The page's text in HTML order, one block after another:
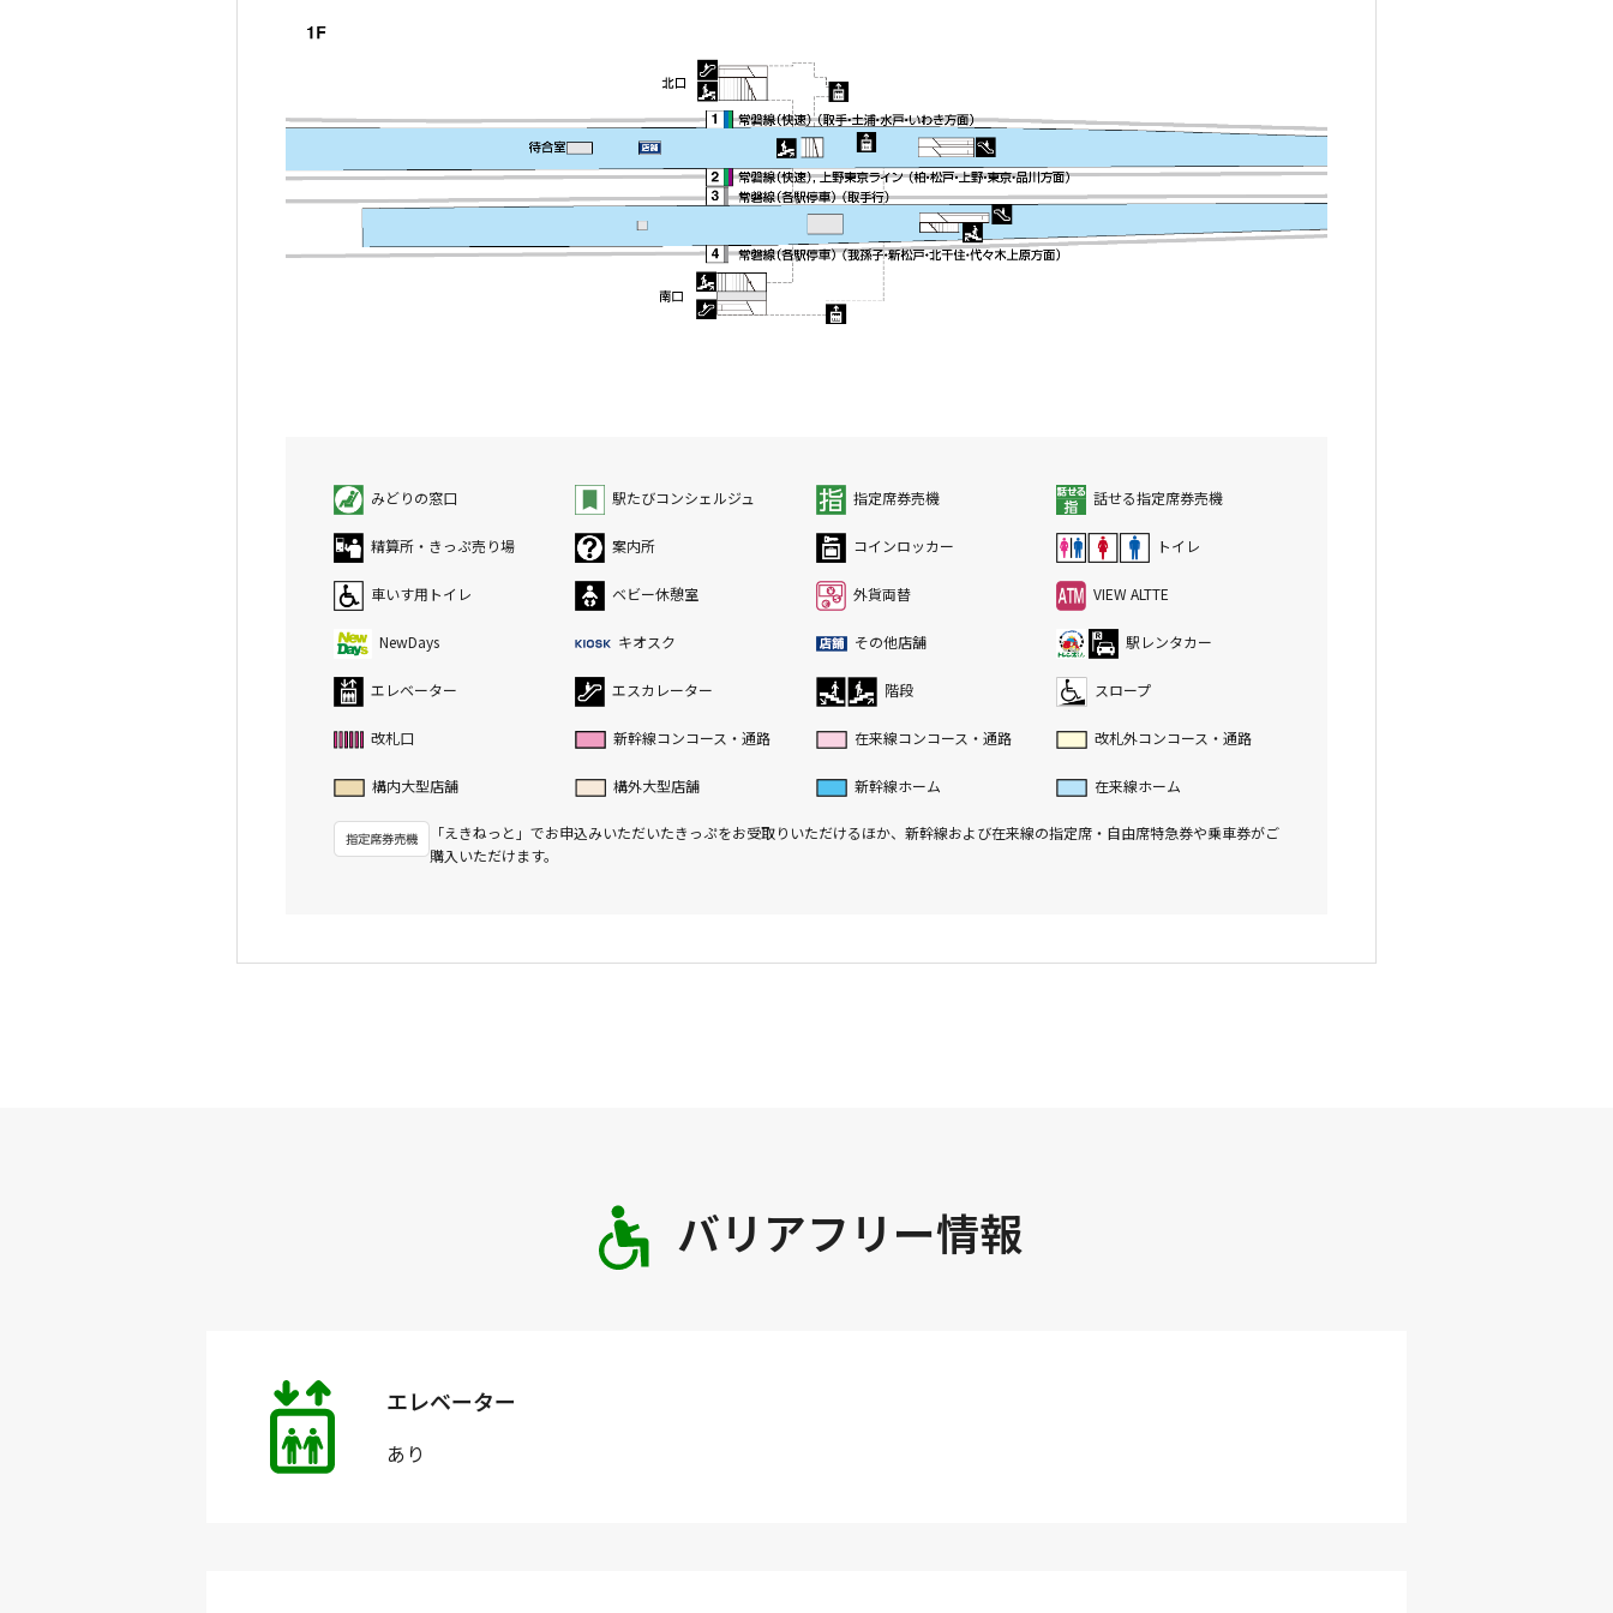
みどりの窓口 駅たびコンシェルジュ 指定席券売機 話せる指定席券売機
精算所・きっぷ売り場 案内所 コインロッカー トイレ
車いす用トイレ ベビー休憩室 外貨両替 VIEW ALTTE
NewDays キオスク その他店舗 駅レンタカー
エレベーター エスカレーター 階段 スロープ
改札口 新幹線コンコース・通路 在来線コンコース・通路 改札外コンコース・通路
構内大型店舗 構外大型店舗 新幹線ホーム 在来線ホーム
「えきねっと」でお申込みいただいたきっぷをお受取りいただけるほか、新幹線および在来線の指定席・自由席特急券や乗車券がご
購入いただけます。
バリアフリー情報
エレベーター
あり